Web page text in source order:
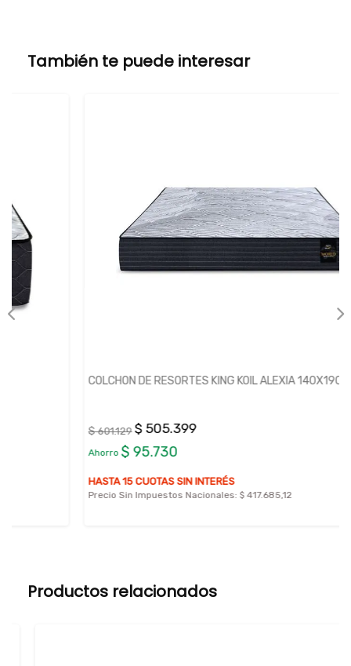
También te puede interesar
COLCHON DE RESORTES KING KOIL ALEXIA 140X190
$ 505.399
$ 95.730
HASTA 15 CUOTAS SIN INTERÉS
Precio Sin Impuestos Nacionales:$ 417.685,12
Productos relacionados